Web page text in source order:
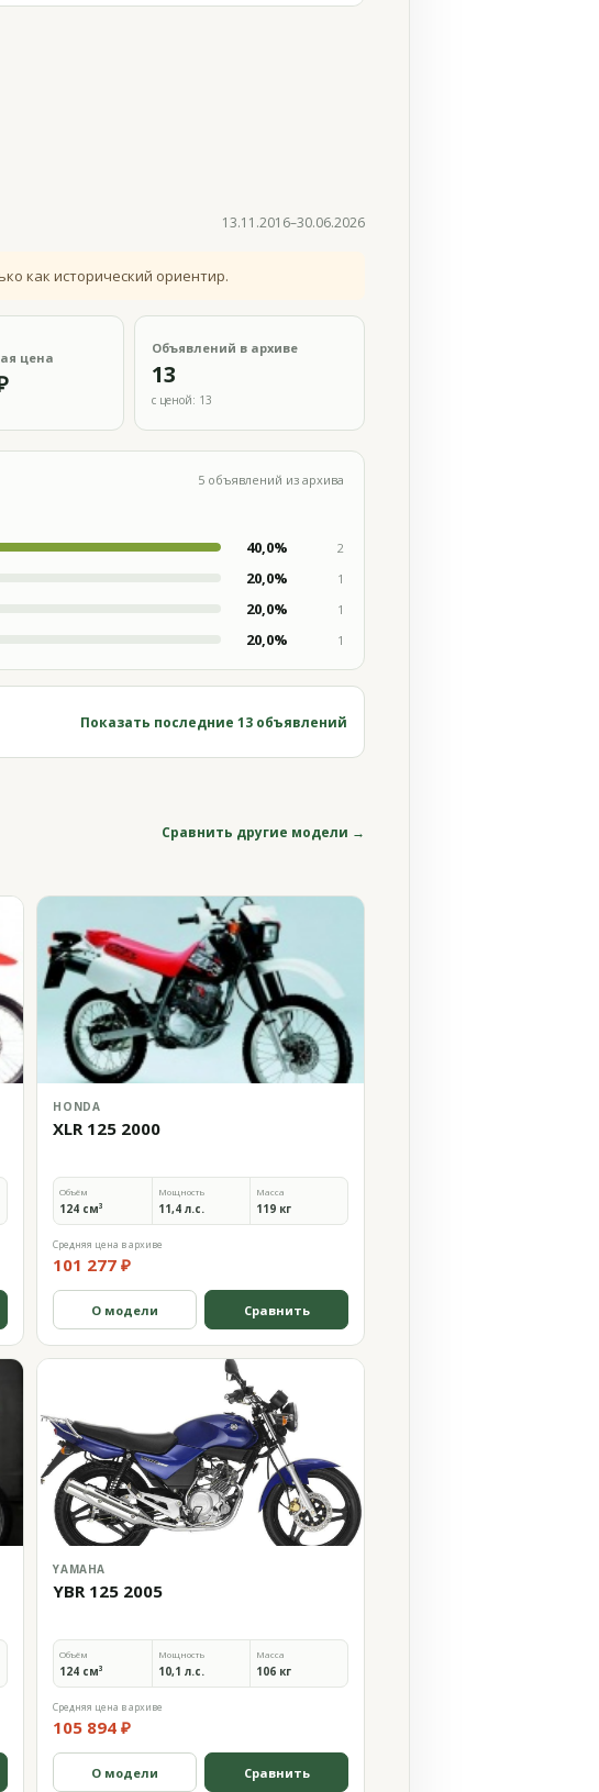
13.11.2016–30.06.2026
как исторический ориентир.
цена
Объявлений в архиве
13
с ценой: 13
5 объявлений из архива
40,0%
2
20,0%
1
20,0%
1
20,0% 1
Показать последние 13 объявлений
Сравнить другие модели →
HONDA
XLR 125 2000
Объём
124 см³
Мощность
11,4 л.с.
Масса
119 кг
Средняя цена в архиве
101 277 ₽
О модели Сравнить
YAMAHA
YBR 125 2005
Объём
124 см³
Мощность
10,1 л.с.
Масса
106 кг
Средняя цена в архиве
105 894 ₽
О модели Сравнить